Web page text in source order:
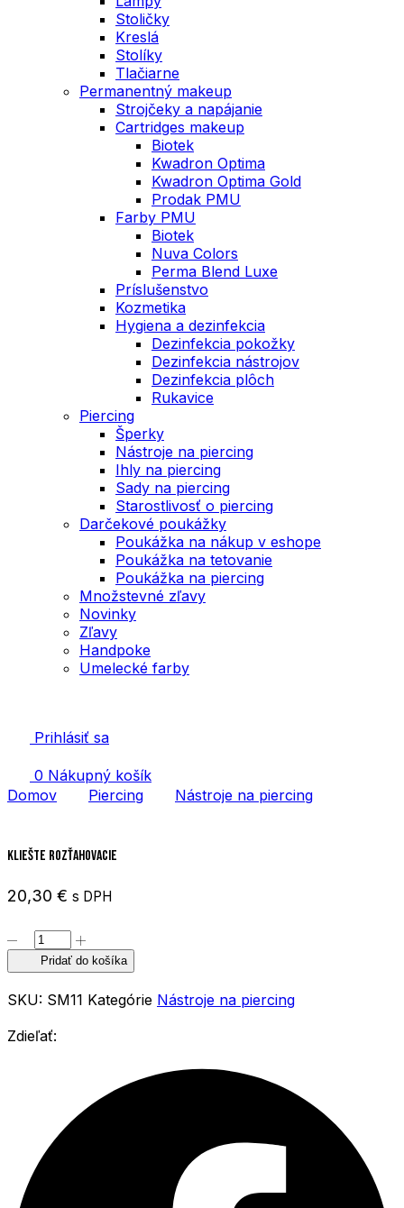
Stoličky
Kreslá
Stolíky
Tlačiarne
Permanentný makeup
Strojčeky a napájanie
Cartridges makeup
Biotek
Kwadron Optima
Kwadron Optima Gold
Prodak PMU
Farby PMU
Biotek
Nuva Colors
Perma Blend Luxe
Príslušenstvo
Kozmetika
Hygiena a dezinfekcia
Dezinfekcia pokožky
Dezinfekcia nástrojov
Dezinfekcia plôch
Rukavice
Piercing
Šperky
Nástroje na piercing
Ihly na piercing
Sady na piercing
Starostlivosť o piercing
Darčekové poukážky
Poukážka na nákup v eshope
Poukážka na tetovanie
Poukážka na piercing
Množstevné zľavy
Novinky
Zľavy
Handpoke
Umelecké farby
Prihlásiť sa
0 Nákupný košík
Domov
Piercing Nástroje na piercing
Kliešte rozťahovacie
20,30 € s DPH
množstvo
Kliešte
rozťahovacie
Pridať do košíka
SKU: SM11 Kategórie Nástroje na piercing
Zdieľať: